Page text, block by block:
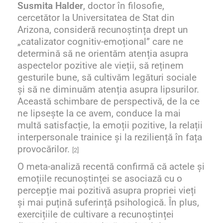
Susmita Halder, doctor în filosofie,
cercetător la Universitatea de Stat din
Arizona, consideră recunoștința drept un
„catalizator cognitiv-emoțional” care ne
determină să ne orientăm atenția asupra
aspectelor pozitive ale vieții, să reținem
gesturile bune, să cultivăm legături sociale
și să ne diminuăm atenția asupra lipsurilor.
Această schimbare de perspectivă, de la ce
ne lipsește la ce avem, conduce la mai
multă satisfacție, la emoții pozitive, la relații
interpersonale trainice și la reziliență în fața
provocărilor. [2]
O meta-analiză recentă confirmă că actele și
emoțiile recunoștinței se asociază cu o
percepție mai pozitivă asupra propriei vieți
și mai puțină suferință psihologică. În plus,
exercițiile de cultivare a recunoștinței